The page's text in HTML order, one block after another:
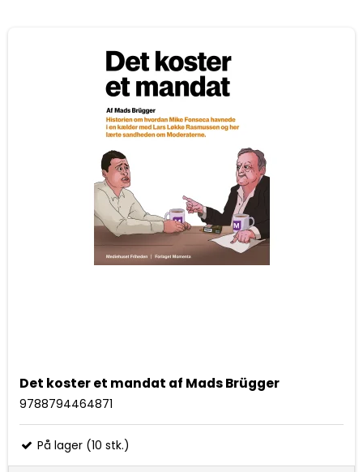
Det koster et mandat af Mads Brügger
9788794464871
På lager (10 stk.)